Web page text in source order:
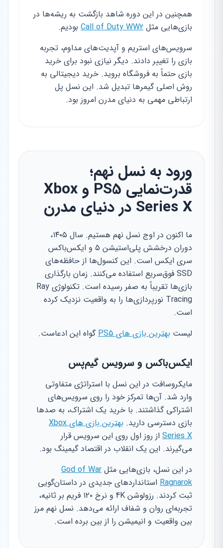
همچنین در این دوره شاهد بازگشت به ریشه‌ها در
بازی‌هایی مثل Call of Duty WW2 بودیم.
سرویس‌های استریم و آپدیت‌های مداوم، تجربه
بازی را تغییر دادند. دیگر نیازی نبود برای خرید
بازی حتماً به فروشگاه بروید. خرید دیجیتالی به
روش اصلی گیمرها تبدیل شد. این نسل پل
ارتباطی مهمی به دنیای مدرن امروز بود.
ورود به نسل نهم؛
قدرت‌نمایی PS5 و Xbox
Series X در دنیای مدرن
ما اکنون در اوج نسل نهم هستیم. سال ۱۴۰۵،
دوران درخشش پلی‌استیشن ۵ و ایکس‌باکس
سری ایکس است. این کنسول‌ها از حافظه‌های
SSD فوق‌سریع استفاده می‌کنند. زمان بارگذاری
بازی‌ها تقریباً به صفر رسیده است. تکنولوژی Ray
Tracing نورپردازی‌ها را به واقعیت نزدیک کرده
است.
لیست بهترین بازی های PS5 گواه این ادعاست.
ایکس‌باکس و سرویس گیم‌پس
مایکروسافت در این نسل با استراتژی متفاوتی
وارد شد. آن‌ها تمرکز خود را روی سرویس‌های
اشتراکی گذاشتند. با خرید یک اشتراک، به صدها
بازی دسترسی دارید.
بهترین بازی های Xbox
Series X از روز اول روی این سرویس قرار
می‌گیرند. این یک انقلاب در اقتصاد گیمینگ بود.
در این نسل، بازی‌هایی مثل God of War
Ragnarok استانداردهای جدیدی در داستان‌گویی
ثبت کردند. رزولوشن 4K و نرخ ۱۲۰ فریم بر ثانیه،
تجربه‌ای روان و شفاف ارائه می‌دهد. نسل نهم مرز
بین واقعیت و انیمیشن را از بین برده است.